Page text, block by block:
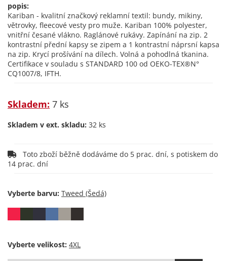
popis:
Kariban - kvalitní značkový reklamní textil: bundy, mikiny,
větrovky, fleecové vesty pro muže. Kariban 100% polyester,
vnitřní česané vlákno. Raglánové rukávy. Zapínání na zip. 2
kontrastní přední kapsy se zipem a 1 kontrastní náprsní kapsa
na zip. Krycí prošívání na dílech. Volná a pohodlná tkanina.
Certifikace v souladu s STANDARD 100 od OEKO-TEX®N°
CQ1007/8, IFTH.
Skladem: 7 ks
Skladem v ext. skladu: 32 ks
14 prac. dní
Vyberte barvu:
Vyberte velikost: